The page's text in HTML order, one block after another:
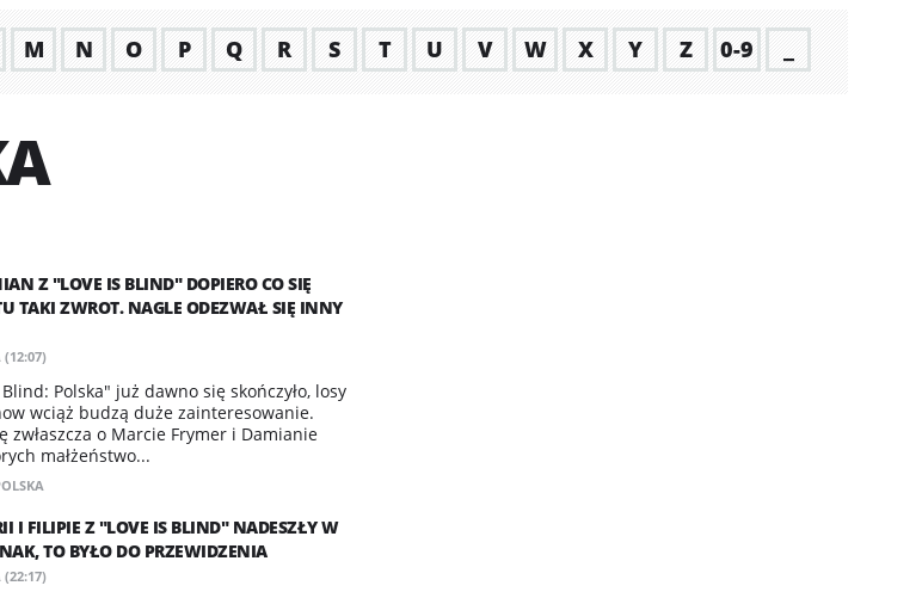
M N O P Q R S T U V W X Y Z 0-9
Z "LOVE IS BLIND" DOPIERO CO SIĘ
TAKI ZWROT. NAGLE ODEZWAŁ SIĘ INNY
(12:07)
Polska" już dawno się skończyło, losy
wciąż budzą duże zainteresowanie.
zwłaszcza o Marcie Frymer i Damianie
małżeństwo...
I FILIPIE Z "LOVE IS BLIND" NADESZŁY W
TO BYŁO DO PRZEWIDZENIA
(22:17)